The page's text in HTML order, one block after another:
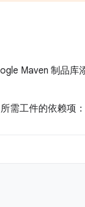
Maven 制品库
需工件的依赖项：